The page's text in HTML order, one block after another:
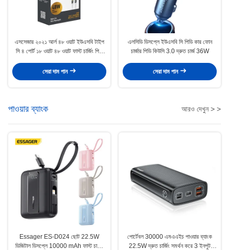
এসসেজার ২০২১ আর্ল ৪৮ ওয়াট ইউএসবি টাইপ
সি ৪ পোর্ট ১৮ ওয়াট ৪৮ ওয়াট ফাস্ট চার্জিং পিডি
সেরা দাম পান
এলসিডি ডিসপ্লে ইউএসবি সি পিডি কার ফোন
চার্জার পিডি কিউসি 3.0 দ্রুত চার্জ 36W
সেরা দাম পান
পাওয়ার ব্যাংক আরও দেখুন > >
Essager ES-D024 ছোট 22.5W
ডিজিটাল ডিসপ্লে 10000 mAh ফাস্ট চার্জিং
পোর্টেবল 30000 এমএএইচ পাওয়ার ব্যাংক
22.5W দ্রুত চার্জিং সমর্থন করে 3 ইনপুট